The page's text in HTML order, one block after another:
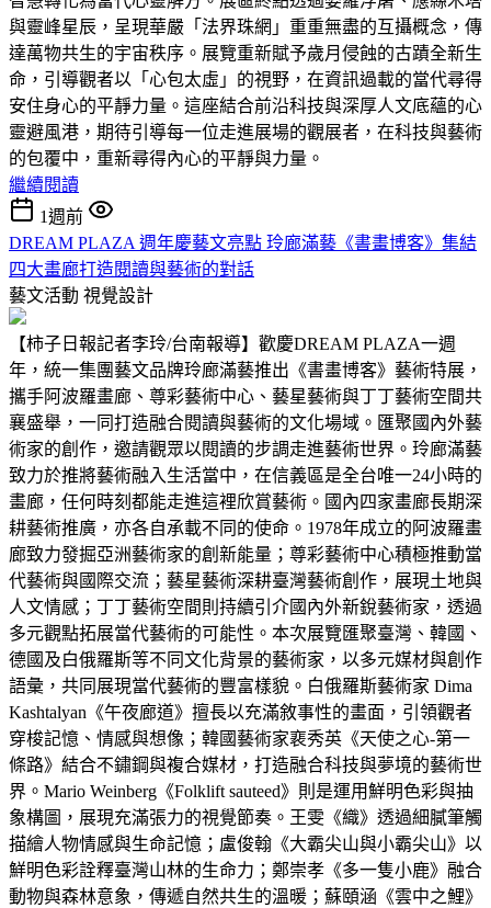
與靈峰星辰，呈現華嚴「法界珠網」重重無盡的互攝概念，傳
達萬物共生的宇宙秩序。展覽重新賦予歲月侵蝕的古蹟全新生
命，引導觀者以「心包太虛」的視野，在資訊過載的當代尋得
安住身心的平靜力量。這座結合前沿科技與深厚人文底蘊的心
靈避風港，期待引導每一位走進展場的觀展者，在科技與藝術
的包覆中，重新尋得內心的平靜與力量。
繼續閱讀
1週前
DREAM PLAZA 週年慶藝文亮點 玲廊滿藝《書畫博客》集結
四大畫廊打造閱讀與藝術的對話
藝文活動 視覺設計
【柿子日報記者李玲/台南報導】歡慶DREAM PLAZA一週
年，統一集團藝文品牌玲廊滿藝推出《書畫博客》藝術特展，
攜手阿波羅畫廊、尊彩藝術中心、藝星藝術與丁丁藝術空間共
襄盛舉，一同打造融合閱讀與藝術的文化場域。匯聚國內外藝
術家的創作，邀請觀眾以閱讀的步調走進藝術世界。玲廊滿藝
致力於推將藝術融入生活當中，在信義區是全台唯一24小時的
畫廊，任何時刻都能走進這裡欣賞藝術。國內四家畫廊長期深
耕藝術推廣，亦各自承載不同的使命。1978年成立的阿波羅畫
廊致力發掘亞洲藝術家的創新能量；尊彩藝術中心積極推動當
代藝術與國際交流；藝星藝術深耕臺灣藝術創作，展現土地與
人文情感；丁丁藝術空間則持續引介國內外新銳藝術家，透過
多元觀點拓展當代藝術的可能性。本次展覽匯聚臺灣、韓國、
德國及白俄羅斯等不同文化背景的藝術家，以多元媒材與創作
語彙，共同展現當代藝術的豐富樣貌。白俄羅斯藝術家 Dima
Kashtalyan《午夜廊道》擅長以充滿敘事性的畫面，引領觀者
穿梭記憶、情感與想像；韓國藝術家裵秀英《天使之心-第一
條路》結合不鏽鋼與複合媒材，打造融合科技與夢境的藝術世
界。Mario Weinberg《Folklift sauteed》則是運用鮮明色彩與抽
象構圖，展現充滿張力的視覺節奏。王雯《織》透過細膩筆觸
描繪人物情感與生命記憶；盧俊翰《大霸尖山與小霸尖山》以
鮮明色彩詮釋臺灣山林的生命力；鄭崇孝《多一隻小鹿》融合
動物與森林意象，傳遞自然共生的溫暖；蘇頤涵《雲中之鯉》